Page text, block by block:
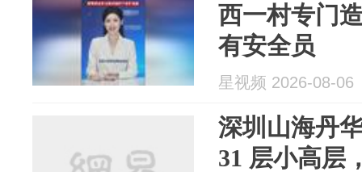
西一村专门
有安全员
星视频 2026-08-06
深圳山海丹
31 层小高层